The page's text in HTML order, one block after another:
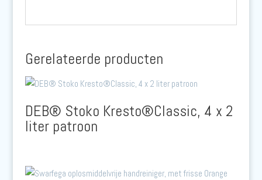
Gerelateerde producten
DEB® Stoko Kresto®Classic, 4 x 2
liter patroon